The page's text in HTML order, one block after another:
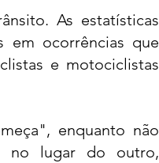
As estatísticas
em ocorrências que
e motociclistas
enquanto não
no lugar do outro,